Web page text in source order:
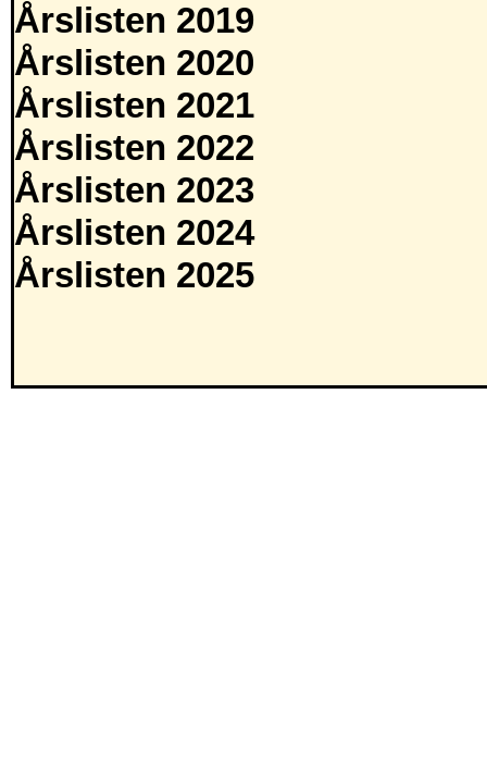
Årslisten 2019
Årslisten 2020
Årslisten 2021
Årslisten 2022
Årslisten 2023
Årslisten 2024
Årslisten 2025